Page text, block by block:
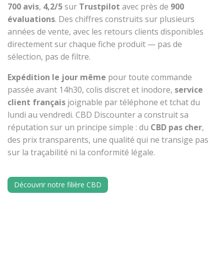
700 avis, 4,2/5sur Trustpilot avec près de 900
évaluations. Des chiffres construits sur plusieurs
années de vente, avec les retours clients disponibles
directement sur chaque fiche produit — pas de
sélection, pas de filtre.
Expédition le jour même pour toute commande
passée avant 14h30, colis discret et inodore, service
client français joignable par téléphone et tchat du
lundi au vendredi. CBD Discounter a construit sa
réputation sur un principe simple : du CBD pas cher,
des prix transparents, une qualité qui ne transige pas
sur la traçabilité ni la conformité légale.
Découvrir notre filière CBD